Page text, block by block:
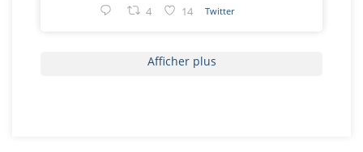
4 14 Twitter
Afficher plus